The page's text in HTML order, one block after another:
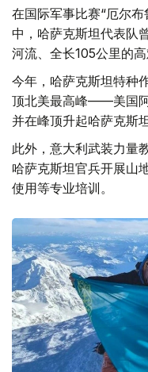
在国际军事比赛“厄尔
中，哈萨克斯坦代表队
河流、全长105公里的高
今年，哈萨克斯坦特种
顶北美最高峰——美国
并在峰顶升起哈萨克斯
此外，意大利武装力量
哈萨克斯坦官兵开展山
使用等专业培训。